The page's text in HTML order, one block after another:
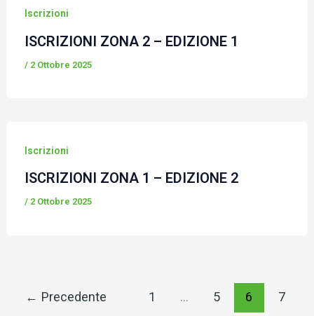
Iscrizioni
ISCRIZIONI ZONA 2 – EDIZIONE 1
/ 2 Ottobre 2025
Iscrizioni
ISCRIZIONI ZONA 1 – EDIZIONE 2
/ 2 Ottobre 2025
← Precedente 1 … 5 6 7